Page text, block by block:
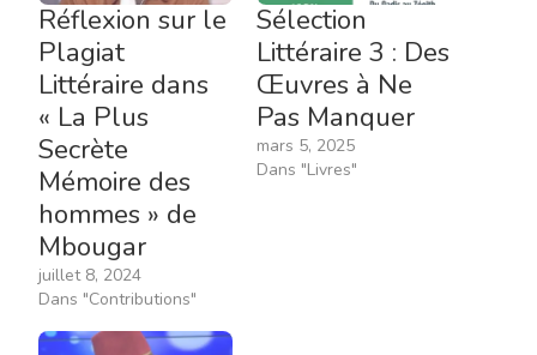
Réflexion sur le
Plagiat
Littéraire dans
« La Plus
Secrète
Mémoire des
hommes » de
Mbougar
juillet 8, 2024
Dans "Contributions"
Sélection
Littéraire 3 : Des
Œuvres à Ne
Pas Manquer
mars 5, 2025
Dans "Livres"